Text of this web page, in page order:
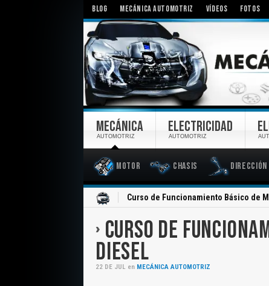
BLOG MECÁNICA AUTOMOTRIZ VÍDEOS FOTOS
MECÁNICA
AUTOMOTRIZ
Motor Chasis Dirección
ELECTRICIDAD
AUTOMOTRIZ
Curso de Funcionamiento Básico de
CURSO DE
DIESEL
22 DE JUL en MECÁNICA AUTOMOTRIZ